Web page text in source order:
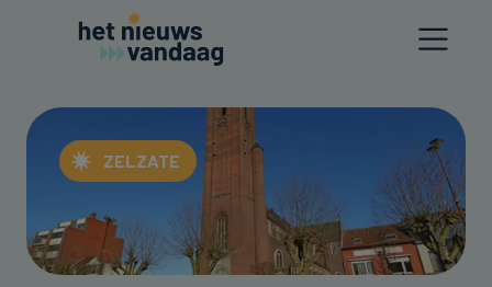
ZELZATE